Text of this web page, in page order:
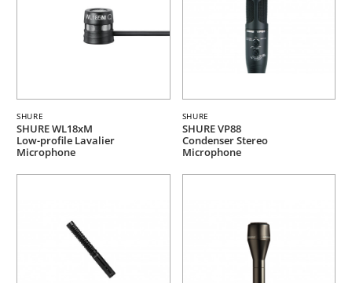
SHURE
SHURE WL18xM
Low-profile Lavalier
Microphone
SHURE
SHURE VP88
Condenser Stereo
Microphone